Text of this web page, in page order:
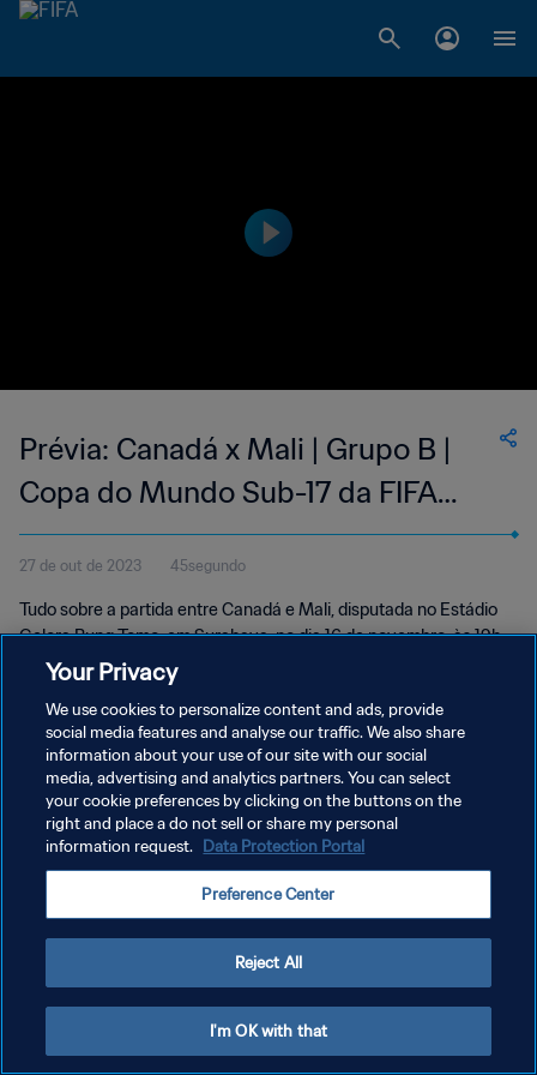
Prévia: Canadá x Mali | Grupo B |
Copa do Mundo Sub-17 da FIFA
Indonésia 2023™
27 de out de 2023 45segundo
Tudo sobre a partida entre Canadá e Mali, disputada no Estádio
Gelora Bung Tomo, em Surabaya, no dia 16 de novembro, às 19h
(horario local).
POLÍTICA DE PRIVACIDADE
TERMOS DE SERVIÇO
ADMINISTRAR AS PREFERÊNCIAS DE COOKIES
Your Privacy
We use cookies to personalize content and ads, provide
social media features and analyse our traffic. We also share
information about your use of our site with our social
media, advertising and analytics partners. You can select
your cookie preferences by clicking on the buttons on the
right and place a do not sell or share my personal
information request. Data Protection Portal
Preference Center
Reject All
I'm OK with that